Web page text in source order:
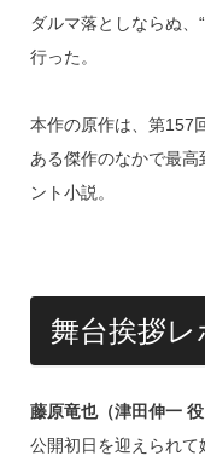
ダルマ落としならぬ、
行った。
本作の原作は、第157
ある傑作のなかで最
ント小説。
舞台挨拶レ
藤原竜也（津田伸一 役
公開初日を迎えられ